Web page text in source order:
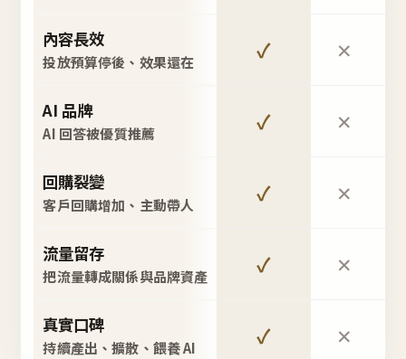
內容長效
投放預算停後、效果還在 ✓ ✕
AI 品牌
AI 回答被優質推薦 ✓ ✕
回購裂變
客戶回購增加、主動帶人 ✓ ✕
流量留存
把流量轉成關係與品牌資產 ✓ ✕
真實口碑
持續產出、擴散、餵養 AI ✓ ✕